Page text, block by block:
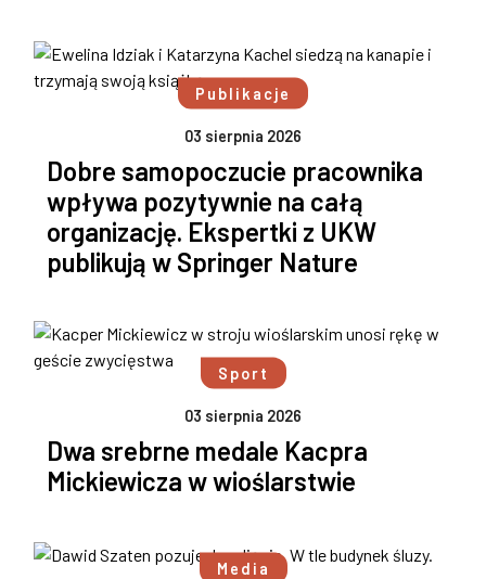
Publikacje
03 sierpnia 2026
Dobre samopoczucie pracownika
wpływa pozytywnie na całą
organizację. Ekspertki z UKW
publikują w Springer Nature
Sport
03 sierpnia 2026
Dwa srebrne medale Kacpra
Mickiewicza w wioślarstwie
Media